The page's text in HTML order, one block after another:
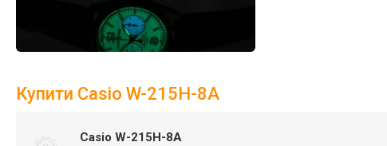
Купити Casio W-215H-8A
Casio W-215H-8A